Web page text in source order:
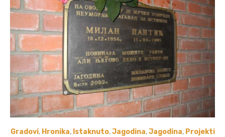
Gradovi, Hronika, Istaknuto,Jagodina,Jagodina, Projekti